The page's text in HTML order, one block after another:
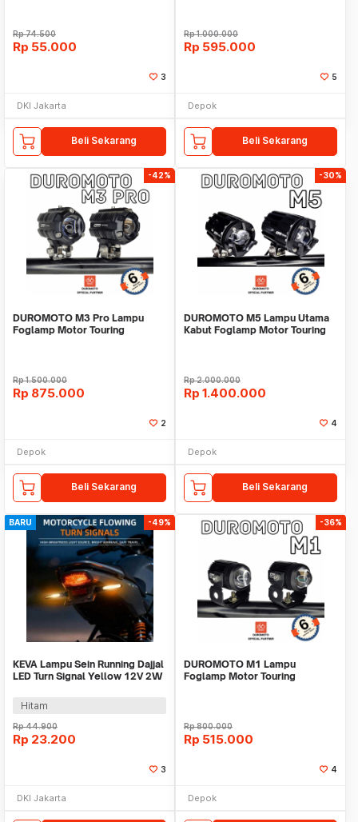
Rp74.500
Rp 55.000
3
DKI Jakarta
Beli Sekarang
Rp1.000.000
Rp 595.000
5
Depok
Beli Sekarang
-42%
DUROMOTO M3 Pro Lampu
Foglamp Motor Touring
Rp1.500.000
Rp 875.000
2
Depok
Beli Sekarang
-30%
DUROMOTO M5 Lampu Utama
Kabut Foglamp Motor Touring
Rp2.000.000
Rp 1.400.000
4
Depok
Beli Sekarang
BARU -49%
KEVA Lampu Sein Running Dajjal
LED Turn Signal Yellow 12V 2W
Hitam
Rp44.900
Rp 23.200
3
DKI Jakarta
-36%
DUROMOTO M1 Lampu
Foglamp Motor Touring
Rp800.000
Rp 515.000
4
Depok